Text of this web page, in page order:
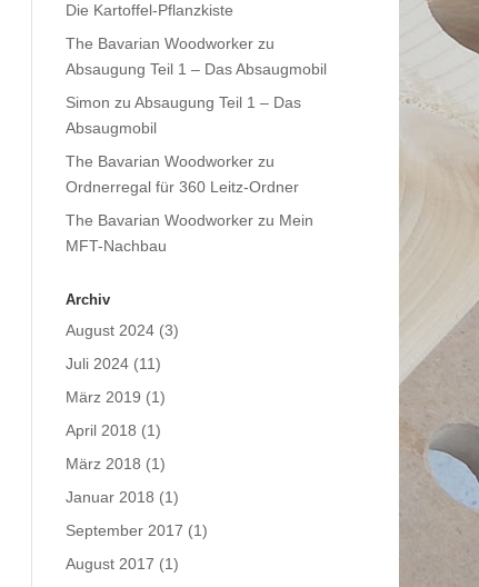
Die Kartoffel-Pflanzkiste
The Bavarian Woodworker zu
Absaugung Teil 1 – Das Absaugmobil
Simon zu Absaugung Teil 1 – Das
Absaugmobil
The Bavarian Woodworker zu
Ordnerregal für 360 Leitz-Ordner
The Bavarian Woodworker zu Mein
MFT-Nachbau
Archiv
August 2024 (3)
Juli 2024 (11)
März 2019 (1)
April 2018 (1)
März 2018 (1)
Januar 2018 (1)
September 2017 (1)
August 2017 (1)